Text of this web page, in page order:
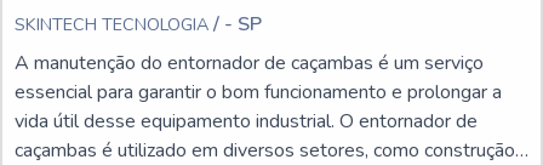
SKINTECH TECNOLOGIA / - SP
A manutenção do entornador de caçambas é um serviço
essencial para garantir o bom funcionamento e prolongar a
vida útil desse equipamento industrial. O entornador de
caçambas é utilizado em diversos setores, como construção